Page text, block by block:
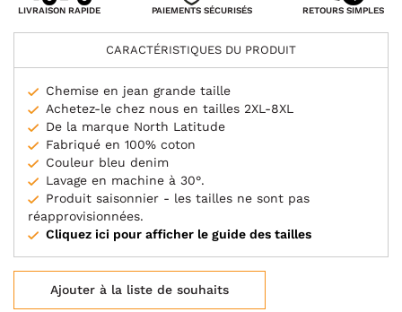
LIVRAISON RAPIDE PAIEMENTS SÉCURISÉS RETOURS SIMPLES
CARACTÉRISTIQUES DU PRODUIT
Chemise en jean grande taille
Achetez-le chez nous en tailles 2XL-8XL
De la marque North Latitude
Fabriqué en 100% coton
Couleur bleu denim
Lavage en machine à 30°.
Produit saisonnier - les tailles ne sont pas
réapprovisionnées.
Cliquez ici pour afficher le guide des tailles
Ajouter à la liste de souhaits